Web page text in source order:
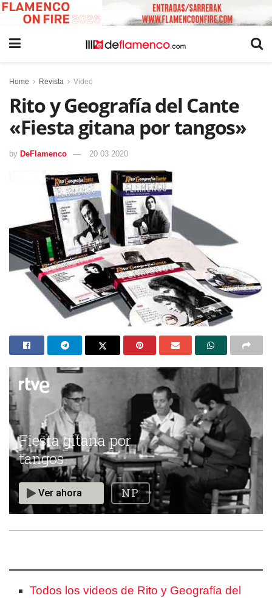
Home Revista Video
Rito y Geografía del Cante
«Fiesta gitana por tangos»
by DeFlamenco 20 03 2020
Todos los videos de Rito y Geografía del